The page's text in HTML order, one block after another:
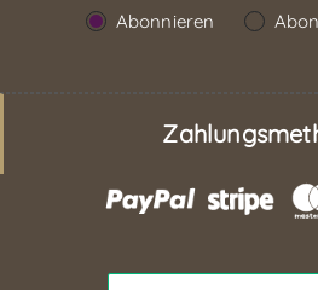
Abonnieren